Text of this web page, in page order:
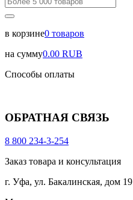
в корзине0 товаров
на сумму0.00 RUB
Способы оплаты
ОБРАТНАЯ СВЯЗЬ
8 800 234-3-254
Заказ товара и консультация
г. Уфа, ул. Бакалинская, дом 19